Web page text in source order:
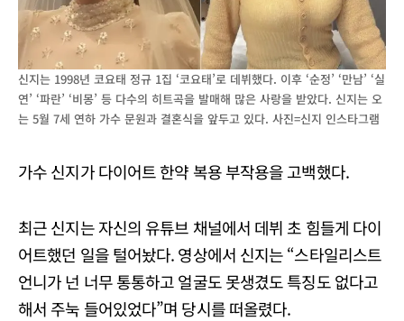
신지는 1998년 코요태 정규 1집 ‘코요태’로 데뷔했다. 이후 ‘순정’ ‘만남’ ‘실
연’ ‘파란’ ‘비몽’ 등 다수의 히트곡을 발매해 많은 사랑을 받았다. 신지는 오
는 5월 7세 연하 가수 문원과 결혼식을 앞두고 있다. 사진=신지 인스타그램
가수 신지가 다이어트 한약 복용 부작용을 고백했다.
최근 신지는 자신의 유튜브 채널에서 데뷔 초 힘들게 다이
어트했던 일을 털어놨다. 영상에서 신지는 “스타일리스트
언니가 넌 너무 통통하고 얼굴도 못생겼도 특징도 없다고
해서 주눅 들어있었다”며 당시를 떠올렸다.